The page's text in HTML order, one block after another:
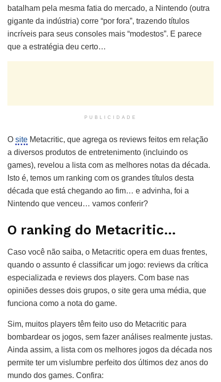
batalham pela mesma fatia do mercado, a Nintendo (outra
gigante da indústria) corre “por fora”, trazendo títulos
incríveis para seus consoles mais “modestos”. E parece
que a estratégia deu certo…
PUBLICIDADE
O site Metacritic, que agrega os reviews feitos em relação
a diversos produtos de entretenimento (incluindo os
games), revelou a lista com as melhores notas da década.
Isto é, temos um ranking com os grandes títulos desta
década que está chegando ao fim… e advinha, foi a
Nintendo que venceu… vamos conferir?
O ranking do Metacritic…
Caso você não saiba, o Metacritic opera em duas frentes,
quando o assunto é classificar um jogo: reviews da crítica
especializada e reviews dos players. Com base nas
opiniões desses dois grupos, o site gera uma média, que
funciona como a nota do game.
Sim, muitos players têm feito uso do Metacritic para
bombardear os jogos, sem fazer análises realmente justas.
Ainda assim, a lista com os melhores jogos da década nos
permite ter um vislumbre perfeito dos últimos dez anos do
mundo dos games. Confira: